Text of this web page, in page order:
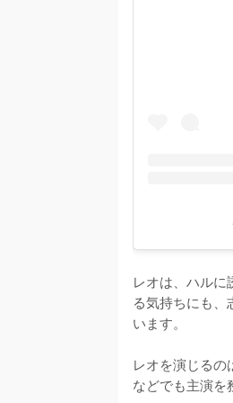
レオは、ハル
る気持ちにも
います。
レオを演じるの
などでも主演を